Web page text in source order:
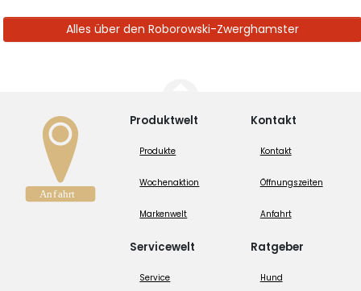
Alles über den Roborowski-Zwerghamster
Produktwelt
Produkte
Wochenaktion
Markenwelt
Servicewelt
Service
Kontakt
Kontakt
Öffnungszeiten
Anfahrt
Ratgeber
Hund